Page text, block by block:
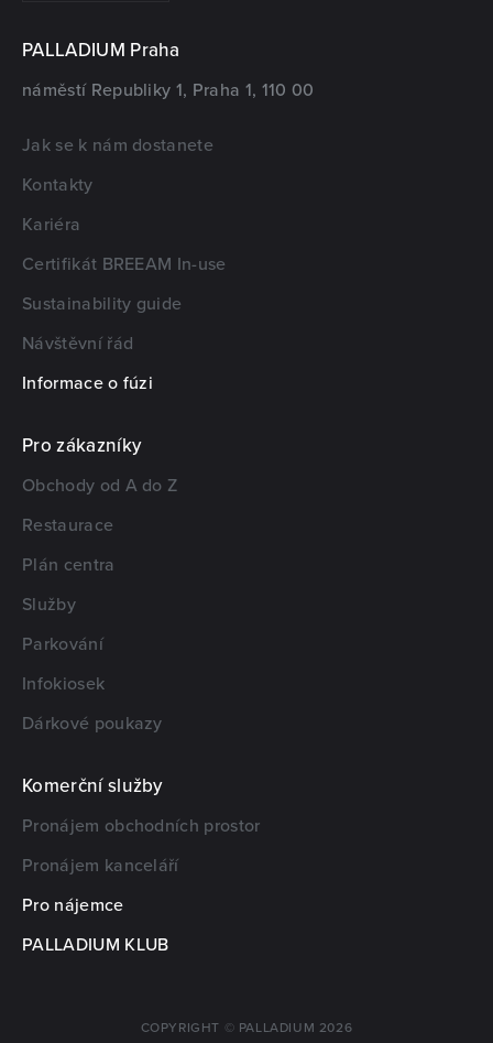
PALLADIUM Praha
náměstí Republiky 1, Praha 1, 110 00
Jak se k nám dostanete
Kontakty
Kariéra
Certifikát BREEAM In-use
Sustainability guide
Návštěvní řád
Informace o fúzi
Pro zákazníky
Obchody od A do Z
Restaurace
Plán centra
Služby
Parkování
Infokiosek
Dárkové poukazy
Komerční služby
Pronájem obchodních prostor
Pronájem kanceláří
Pro nájemce
PALLADIUM KLUB
COPYRIGHT © PALLADIUM 2026